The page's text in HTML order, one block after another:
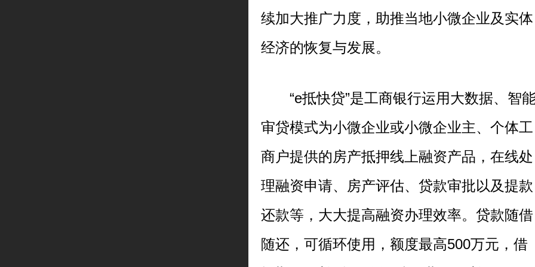
续加大推广力度，助推当地小微企业及实体
经济的恢复与发展。
“e抵快贷”是工商银行运用大数据、智
审贷模式为小微企业或小微企业主、个体工
商户提供的房产抵押线上融资产品，在线处
理融资申请、房产评估、贷款审批以及提款
还款等，大大提高融资办理效率。贷款随借
随还，可循环使用，额度最高500万元，借